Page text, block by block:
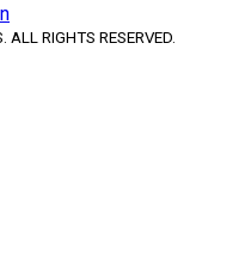
RIGHTS RESERVED.